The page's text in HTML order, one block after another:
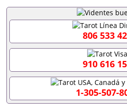
书办理学位证书办理美国文凭
文凭办理加拿大文凭办理德国文
料： 1、毕业证+成绩单+留学
认证,录取通知书，雅思。（全
料，给父母及亲朋好友一份完
托福，OFFER，在读证明，学
（申请学校、转学，甚至是申
注：上述材料，随时都可以安
单，学校，专业，学位，毕业
求安排。 国内找工作假的毕业
假的毕业证成绩单可以办学历
806 533
910 616
1-305-507-